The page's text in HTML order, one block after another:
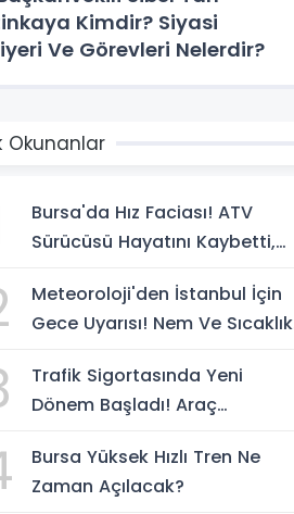
Kimdir? Siyasi
Ve Görevleri Nelerdir?
Okunanlar
Bursa'da Hız Faciası! ATV
Sürücüsü Hayatını Kaybetti,
Meteoroloji'den İstanbul İçin
Gece Uyarısı! Nem Ve Sıcaklık
Trafik Sigortasında Yeni
Dönem Başladı! Araç
Değişiklikler Belli Oldu
Bursa Yüksek Hızlı Tren Ne
Zaman Açılacak?